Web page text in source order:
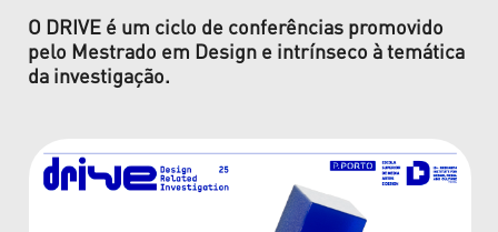
O DRIVE é um ciclo de conferências promovido
pelo Mestrado em Design e intrínseco à temática
da investigação.